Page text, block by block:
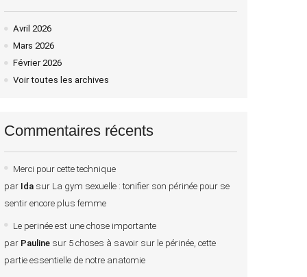
Avril 2026
Mars 2026
Février 2026
Voir toutes les archives
Commentaires récents
Merci pour cette technique
par Ida sur La gym sexuelle : tonifier son périnée pour se
sentir encore plus femme
Le perinée est une chose importante
par Pauline sur 5 choses à savoir sur le périnée, cette
partie essentielle de notre anatomie